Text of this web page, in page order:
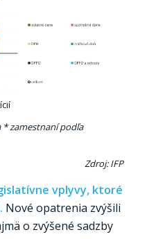
* zamestnaní podľa
Zdroj: IFP
vplyvy, ktoré
Nové opatrenia zvýšili
o zvýšené sadzby